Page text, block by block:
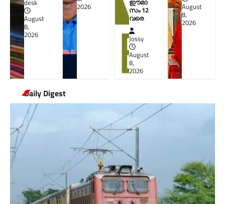
desk
August
8,
2026
2026
ഈമാ
സം 12
വരെ
Jossy
August
8,
2026
August
8,
2026
Daily Digest